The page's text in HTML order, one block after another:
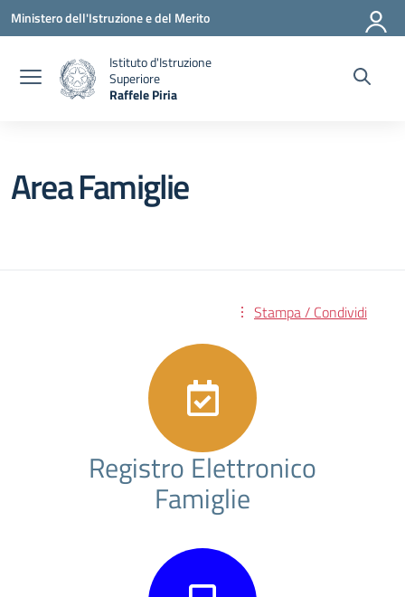
Vai ai contenuti
Vai al menu di navigazione
Vai al footer
Ministero dell'Istruzione e del Merito
Istituto d'Istruzione
Superiore
Raffele Piria
Area Famiglie
Stampa / Condividi
Registro Elettronico
Famiglie